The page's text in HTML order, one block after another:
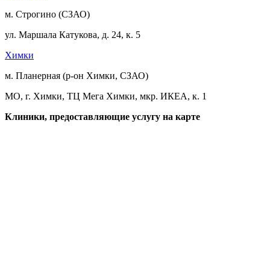
м. Строгино (СЗАО)
ул. Маршала Катукова, д. 24, к. 5
Химки
м. Планерная (р-он Химки, СЗАО)
МО, г. Химки, ТЦ Мега Химки, мкр. ИКЕА, к. 1
Клиники, предоставляющие услугу на карте